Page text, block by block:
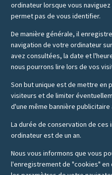
ordinateur lorsque vous
permet pas de vous identifier.
De manière générale, il
navigation de votre ordinateur
avez consultées, la date et
nous pourrons lire lors de vos
Son but unique est de mettre en
visiteurs et de limiter
d'une même bannière publicitaire
La durée de conservation de
ordinateur est de un an.
Nous vous informons que vous
l'enregistrement de "cookies"